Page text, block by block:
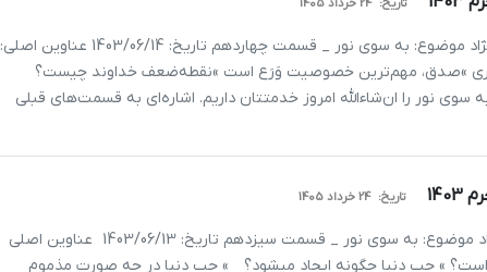
تاریخ: 24 خرداد 1405
یا انیس متن سخنرانی سید محمد انجوی نژاد موضوع: به سوی نور _ قسمت چهاردهم تاریخ: 1403/06/14 عناوین اصلی:
»صدق، مهم‌ترین خصوصیت وَرَع است »نقطه‌ضعف خداوند چیست؟
نور را ان‌شاءالله امروز خدمتتان داریم. اشاره‌ای به قسمت‌های قبلی
تاریخ: 24 خرداد 1405
یا انیس متن سخنرانی سیدمحمد انجوی‌نژاد موضوع: به سوی نور _ قسمت سیزدهم تاریخ: 1403/06/13 عناوین اصلی
» حب دنیا چگونه ایجاد می­شود؟ » حب دنیا در چه صورت مذموم